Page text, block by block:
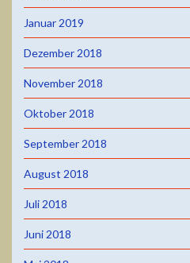
Januar 2019
Dezember 2018
November 2018
Oktober 2018
September 2018
August 2018
Juli 2018
Juni 2018